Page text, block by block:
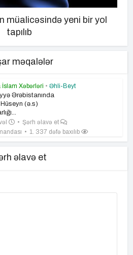
müalicəsində yeni bir yol
tapılıb
məqalələr
İslam Xəbərləri • Əhli-Beyt
Ərəbistanında
Hüseyn (ə.s)
Şərh əlavə et
1. 337 dəfə baxılıb
əlavə et